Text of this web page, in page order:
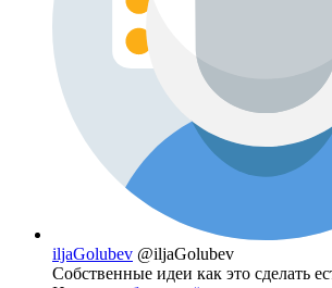
iljaGolubev @iljaGolubev
Собственные идеи как это сделать